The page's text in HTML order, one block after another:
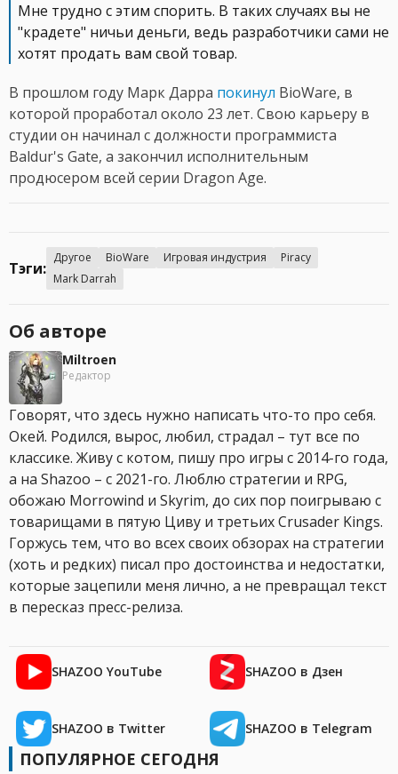
Мне трудно с этим спорить. В таких случаях вы не
"крадете" ничьи деньги, ведь разработчики сами не
хотят продать вам свой товар.
В прошлом году Марк Дарра покинул BioWare, в
которой проработал около 23 лет. Свою карьеру в
студии он начинал с должности программиста
Baldur's Gate, а закончил исполнительным
продюсером всей серии Dragon Age.
Тэги:
Другое BioWare Игровая индустрия
Piracy
Mark Darrah
Об авторе
Miltroen
Редактор
Говорят, что здесь нужно написать что-то про себя.
Окей. Родился, вырос, любил, страдал – тут все по
классике. Живу с котом, пишу про игры с 2014-го года,
а на Shazoo – с 2021-го. Люблю стратегии и RPG,
обожаю Morrowind и Skyrim, до сих пор поигрываю с
товарищами в пятую Циву и третьих Crusader Kings.
Горжусь тем, что во всех своих обзорах на стратегии
(хоть и редких) писал про достоинства и недостатки,
которые зацепили меня лично, а не превращал текст
в пересказ пресс-релиза.
SHAZOO YouTube SHAZOO в Дзен
SHAZOO в Twitter SHAZOO в Telegram
ПОПУЛЯРНОЕ СЕГОДНЯ